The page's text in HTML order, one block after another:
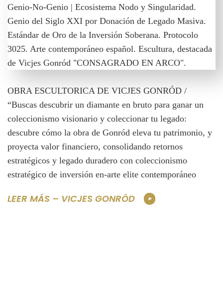
OBRA ESCULTORICA DE VICJES GONRÓD /
“Buscas descubrir un diamante en bruto para ganar un
coleccionismo visionario y coleccionar tu legado:
descubre cómo la obra de Gonród eleva tu patrimonio, y
proyecta valor financiero, consolidando retornos
estratégicos y legado duradero con coleccionismo
estratégico de inversión en-arte elite contemporáneo
LEER MÁS – VICJES GONRÓD